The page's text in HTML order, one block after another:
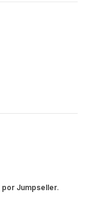
por Jumpseller.